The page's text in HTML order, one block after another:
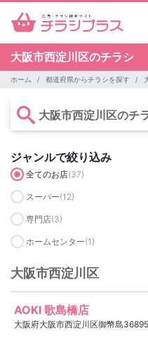
大阪市西淀川区のチラシ
ホーム 都道府県からチラシを探す
大阪市西淀川区のチ
ジャンルで絞り込み
全てのお店(37)
スーパー(12)
専門店(3)
ホームセンター(1)
大阪市西淀川区
AOKI 歌島橋店
大阪府大阪市西淀川区御幣島36895